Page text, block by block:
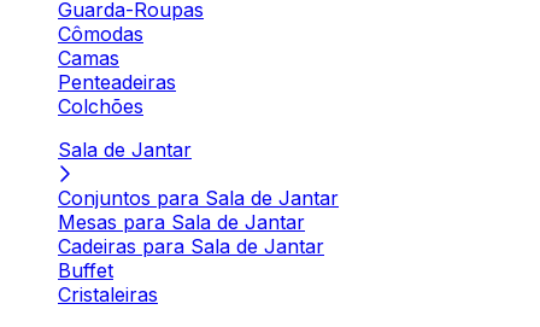
Guarda-Roupas
Cômodas
Camas
Penteadeiras
Colchões
Sala de Jantar
Conjuntos para Sala de Jantar
Mesas para Sala de Jantar
Cadeiras para Sala de Jantar
Buffet
Cristaleiras